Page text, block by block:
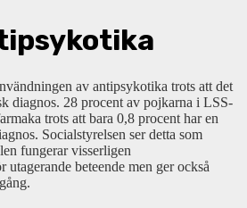
av antipsykotika trots att det
diagnos. 28 procent av pojkarna i LSS-
trots att bara 0,8 procent har en
Socialstyrelsen ser detta som
fungerar visserligen
utagerande beteende men ger också